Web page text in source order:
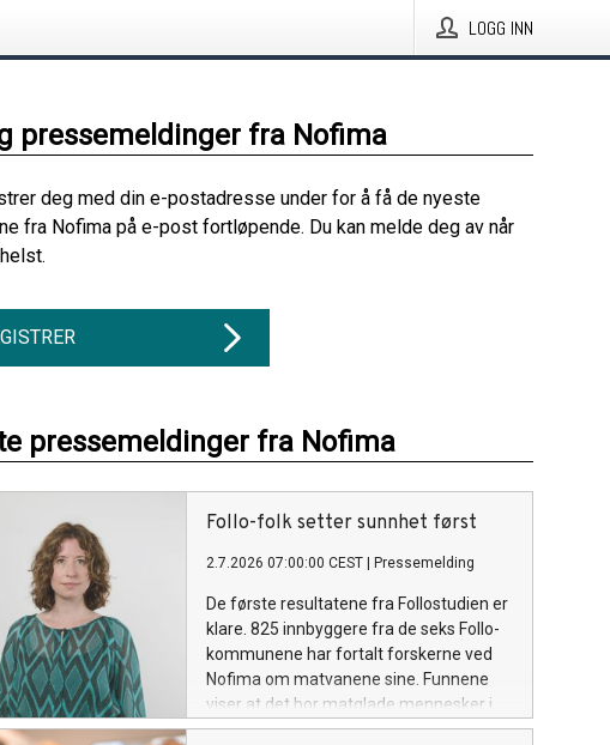
LOGG INN
pressemeldinger fra Nofima
deg med din e-postadresse under for å få de nyeste
fra Nofima på e-post fortløpende. Du kan melde deg av når
pressemeldinger fra Nofima
Follo-folk setter sunnhet først
2.7.2026 07:00:00 CEST Pressemelding
De første resultatene fra Follostudien er
klare. 825 innbyggere fra de seks Follo-
kommunene har fortalt forskerne ved
Nofima om matvanene sine. Funnene
viser at det bor matglade mennesker i
hele regionen, selv om flertallet